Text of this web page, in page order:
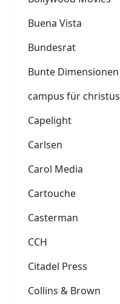
Buena Vista
Bundesrat
Bunte Dimensionen
campus für christus
Capelight
Carlsen
Carol Media
Cartouche
Casterman
CCH
Citadel Press
Collins & Brown